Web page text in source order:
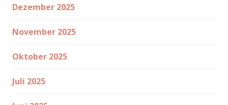
Dezember 2025
November 2025
Oktober 2025
Juli 2025